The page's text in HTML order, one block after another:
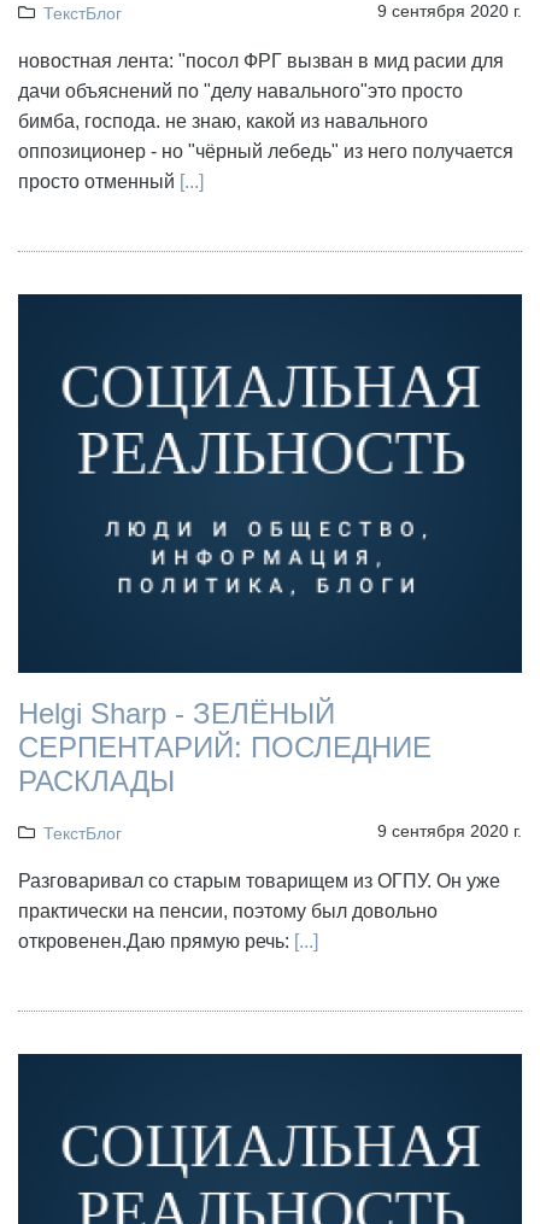
ТекстБлог 9 сентября 2020 г.
новостная лента: "посол ФРГ вызван в мид расии для
дачи объяснений по "делу навального"это просто
бимба, господа. не знаю, какой из навального
оппозиционер - но "чёрный лебедь" из него получается
просто отменный [...]
Helgi Sharp - ЗЕЛЁНЫЙ
СЕРПЕНТАРИЙ: ПОСЛЕДНИЕ
РАСКЛАДЫ
ТекстБлог 9 сентября 2020 г.
Разговаривал со старым товарищем из ОГПУ. Он уже
практически на пенсии, поэтому был довольно
откровенен.Даю прямую речь: [...]